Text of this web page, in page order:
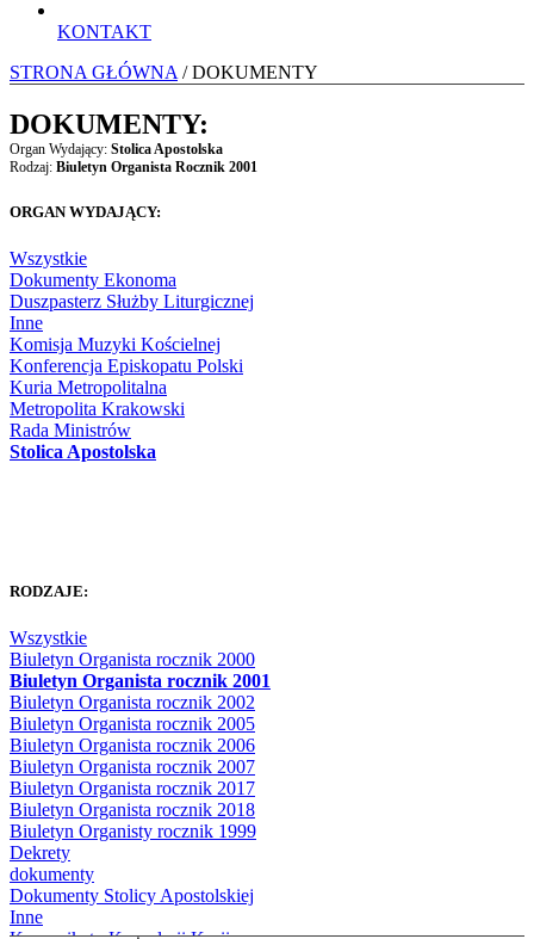
KONTAKT
STRONA GŁÓWNA / DOKUMENTY
DOKUMENTY:
Organ Wydający: Stolica Apostolska
Rodzaj: Biuletyn Organista Rocznik 2001
ORGAN WYDAJĄCY:
Wszystkie
Dokumenty Ekonoma
Duszpasterz Służby Liturgicznej
Inne
Komisja Muzyki Kościelnej
Konferencja Episkopatu Polski
Kuria Metropolitalna
Metropolita Krakowski
Rada Ministrów
Stolica Apostolska
RODZAJE:
Wszystkie
Biuletyn Organista rocznik 2000
Biuletyn Organista rocznik 2001
Biuletyn Organista rocznik 2002
Biuletyn Organista rocznik 2005
Biuletyn Organista rocznik 2006
Biuletyn Organista rocznik 2007
Biuletyn Organista rocznik 2017
Biuletyn Organista rocznik 2018
Biuletyn Organisty rocznik 1999
Dekrety
dokumenty
Dokumenty Stolicy Apostolskiej
Inne